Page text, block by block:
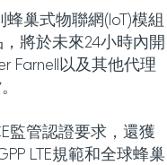
蜂巢式物聯網(IoT)模組
，將於未來24小時內開
Farnell以及其他代理
監管認證要求，還獲
LTE規範和全球蜂巢